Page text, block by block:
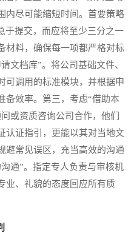
内尽可能缩短时间。首要策略
于提交，而应将至少三分之一
材料，确保每一项都严格对标
文档库”。将公司基础文件、
可调用的标准模块，并根据申
备效率。第三，考虑“借助本
或资质咨询公司合作，他们
认证指引，更能以其对当地文
避常见误区，充当高效的沟通
通”。指定专人负责与审核机
业、礼貌的态度回应所有质